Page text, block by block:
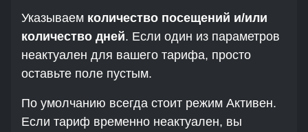
Указываем количество посещений и/или
количество дней. Если один из параметров
неактуален для вашего тарифа, просто
оставьте поле пустым.
По умолчанию всегда стоит режим Активен.
Если тариф временно неактуален, вы